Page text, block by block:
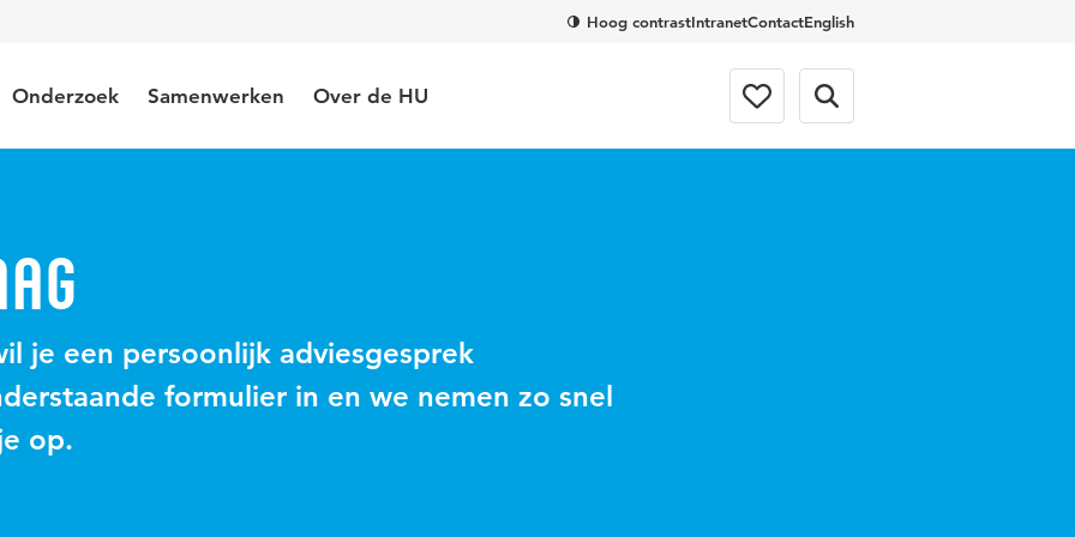
Hoog contrastIntranetContactEnglish
Onderzoek Samenwerken Over de HU
je een persoonlijk adviesgesprek
formulier in en we nemen zo snel
op.